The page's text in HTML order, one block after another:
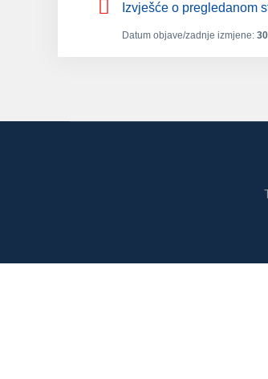
Izvješće o pregledanom
Datum objave/zadnje izmjene: